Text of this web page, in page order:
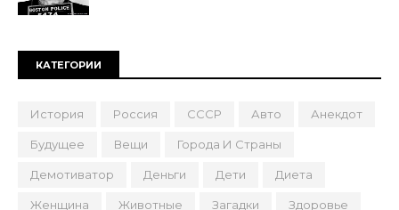
КАТЕГОРИИ
История Россия СССР Авто Анекдот
Будущее Вещи Города И Страны
Демотиватор Деньги Дети Диета
Женщина Животные Загадки Здоровье